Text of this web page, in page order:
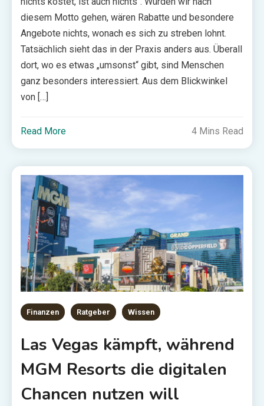
diesem Motto gehen, wären Rabatte und besondere
Angebote nichts, wonach es sich zu streben lohnt.
Tatsächlich sieht das in der Praxis anders aus. Überall
dort, wo es etwas „umsonst“ gibt, sind Menschen
ganz besonders interessiert. Aus dem Blickwinkel
von […]
Read More 4 Mins Read
Finanzen Ratgeber Wissen
Las Vegas kämpft, während
MGM Resorts die digitalen
Chancen nutzen will